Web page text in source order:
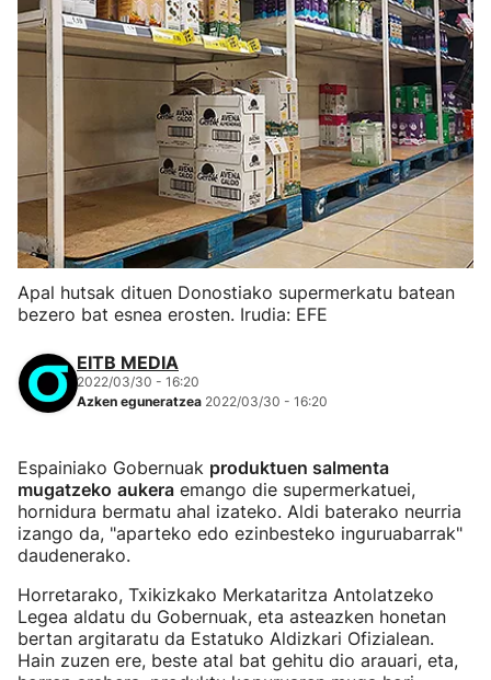
Apal hutsak dituen Donostiako supermerkatu batean
bezero bat esnea erosten. Irudia: EFE
EITB MEDIA
2022/03/30 - 16:20
Azken eguneratzea 2022/03/30 - 16:20
Espainiako Gobernuak produktuen salmenta
mugatzeko aukera emango die supermerkatuei,
hornidura bermatu ahal izateko. Aldi baterako neurria
izango da, "aparteko edo ezinbesteko inguruabarrak"
daudenerako.
Horretarako, Txikizkako Merkataritza Antolatzeko
Legea aldatu du Gobernuak, eta asteazken honetan
bertan argitaratu da Estatuko Aldizkari Ofizialean.
Hain zuzen ere, beste atal bat gehitu dio arauari, eta,